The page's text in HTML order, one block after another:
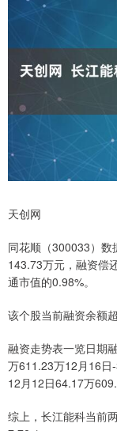
天创网
同花顺（300033）数
143.73万元，融资偿
通市值的0.98%。
该个股当前融资余额
融资走势表一览日期
万611.23万12月16
12月12日64.17万
综上，长江能科当前